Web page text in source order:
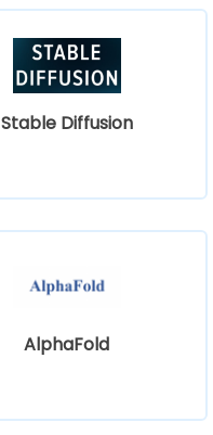
Stable Diffusion
AlphaFold